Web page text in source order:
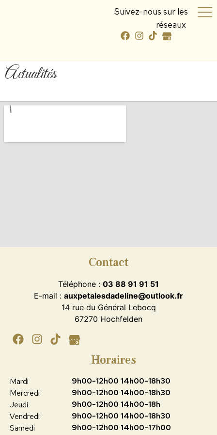
Suivez-nous sur les
réseaux
Actualités
Contact
Téléphone : 03 88 91 91 51
E-mail : auxpetalesdadeline@outlook.fr
14 rue du Général Lebocq
67270 Hochfelden
Horaires
Mardi
Mercredi
Jeudi
Vendredi
Samedi
9h00-12h00 14h00-18h30
9h00-12h00 14h00-18h30
9h00-12h00 14h00-18h
9h00-12h00 14h00-18h30
9h00-12h00 14h00-17h00